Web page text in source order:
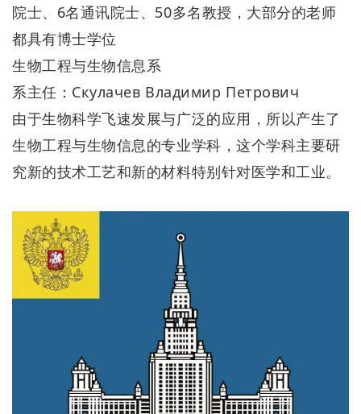
院士、6名通讯院士、50多名教授，大部分的老师
都具有博士学位
生物工程与生物信息系
系主任：Скулачев Владимир Петрович
由于生物科学飞速发展与广泛的应用，所以产生了
生物工程与生物信息的专业学科，这个学科主要研
究新的技术工艺和新的材料特别针对医学和工业。